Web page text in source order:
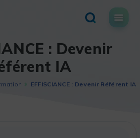
: Devenir
IA
EFFISCIANCE : Devenir Référent IA